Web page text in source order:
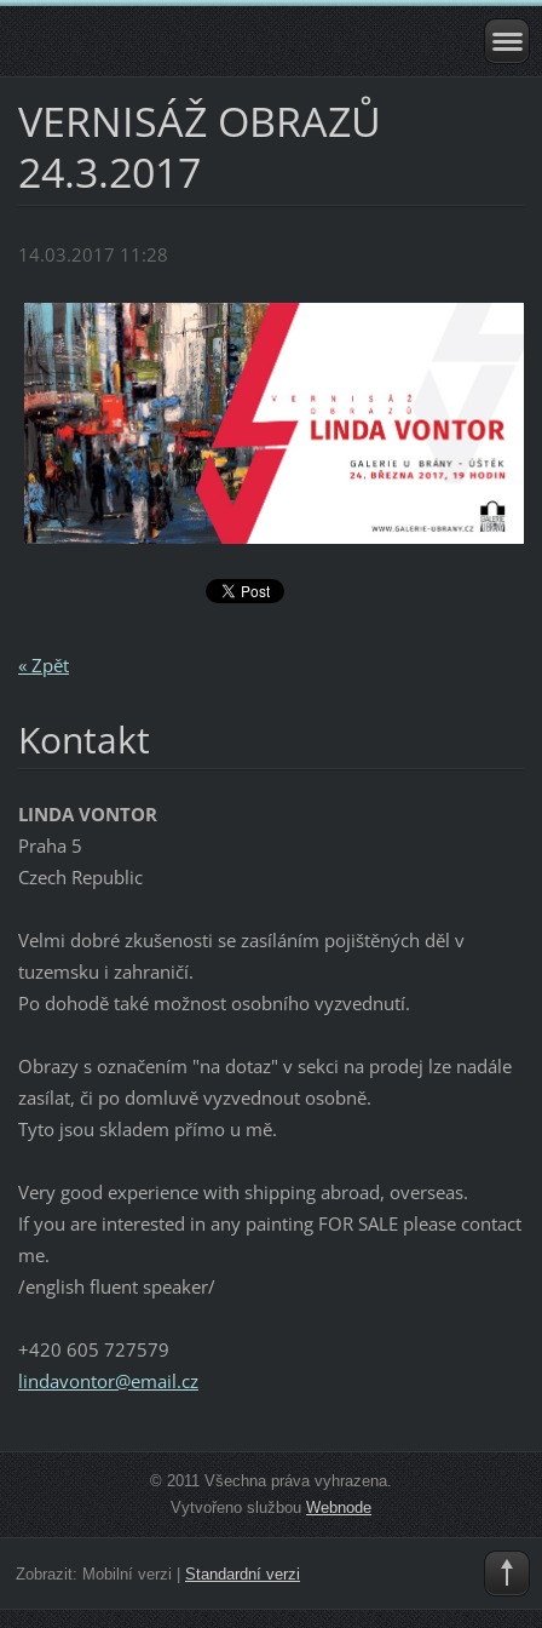
VERNISÁŽ OBRAZŮ
24.3.2017
14.03.2017 11:28
« Zpět
Kontakt
LINDA VONTOR
Praha 5
Czech Republic
Velmi dobré zkušenosti se zasíláním pojištěných děl v
tuzemsku i zahraničí.
Po dohodě také možnost osobního vyzvednutí.
Obrazy s označením "na dotaz" v sekci na prodej lze nadále
zasílat, či po domluvě vyzvednout osobně.
Tyto jsou skladem přímo u mě.
Very good experience with shipping abroad, overseas.
If you are interested in any painting FOR SALE please contact
me.
/english fluent speaker/
+420 605 727579
lindavontor@email.cz
© 2011 Všechna práva vyhrazena.
Vytvořeno službouWebnode
Zobrazit: Mobilní verzi Standardní verzi